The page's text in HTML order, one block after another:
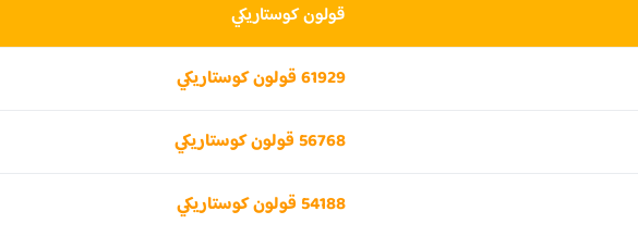
قولون كوستاريكي
61929 قولون كوستاريكي
56768 قولون كوستاريكي
54188 قولون كوستاريكي